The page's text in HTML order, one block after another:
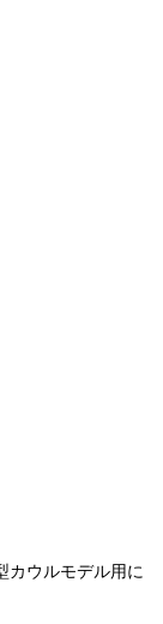
カウルモデル用に